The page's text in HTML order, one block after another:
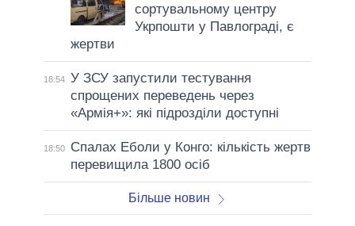
сортувальному центру
Укрпошти у Павлограді, є
жертви
18:54 У ЗСУ запустили тестування
спрощених переведень через
«Армія+»: які підрозділи доступні
18:50
Спалах Еболи у Конго: кількість жертв
перевищила 1800 осіб
Більше новин